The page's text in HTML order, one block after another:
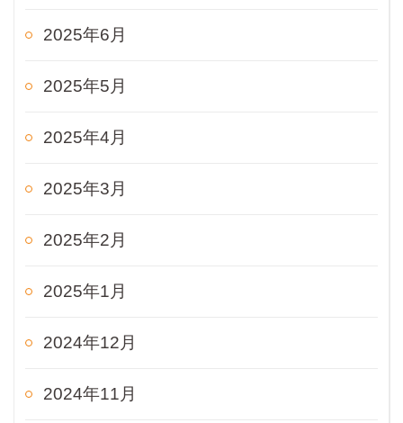
2025年6月
2025年5月
2025年4月
2025年3月
2025年2月
2025年1月
2024年12月
2024年11月